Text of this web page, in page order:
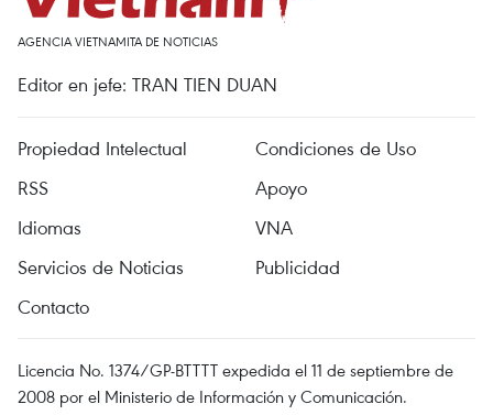
AGENCIA VIETNAMITA DE NOTICIAS
Editor en jefe: TRAN TIEN DUAN
Propiedad Intelectual
Condiciones de Uso
RSS
Apoyo
Idiomas
VNA
Servicios de Noticias
Publicidad
Contacto
Licencia No. 1374/GP-BTTTT expedida el 11 de septiembre de
2008 por el Ministerio de Información y Comunicación.